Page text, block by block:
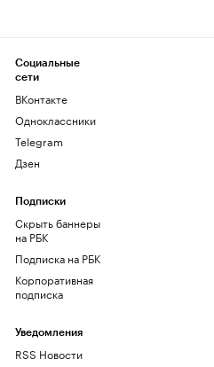
Социальные
сети
ВКонтакте
Одноклассники
Telegram
Дзен
Подписки
Скрыть баннеры
на РБК
Подписка на РБК
Корпоративная
подписка
Уведомления
RSS Новости